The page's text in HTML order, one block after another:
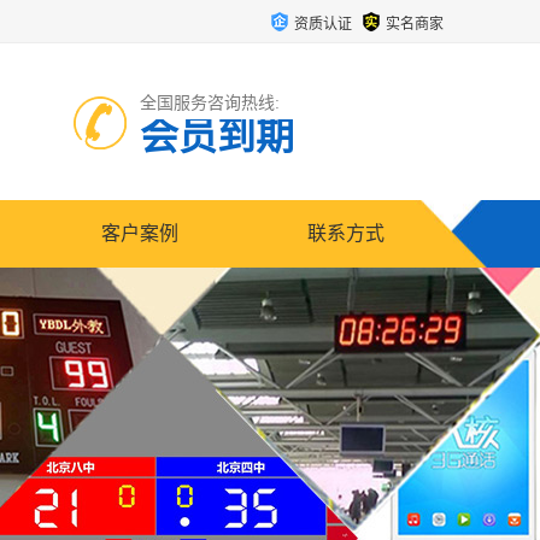
资质认证 实名商家
全国服务咨询热线:
会员到期
客户案例 联系方式